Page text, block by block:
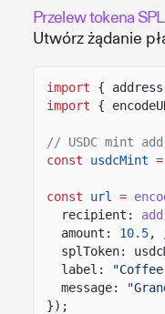
Przelew tokena SPL
Utwórz żądanie
import {
import
{
// USDC mint
const
usdcMint =
const url =
recipient:
amount:
10.5,
splToken:
label:
message:
});